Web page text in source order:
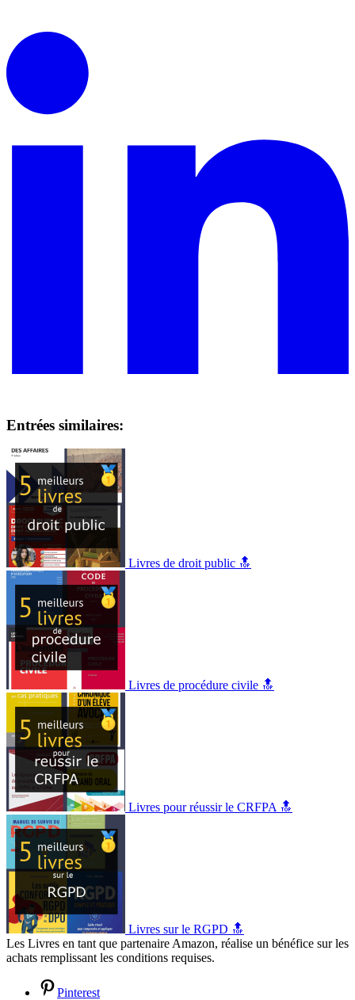
Entrées similaires:
Livres de droit public 🔝
Livres de procédure civile 🔝
Livres pour réussir le CRFPA 🔝
Livres sur le RGPD 🔝
Les Livres en tant que partenaire Amazon, réalise un bénéfice sur les
achats remplissant les conditions requises.
Pinterest